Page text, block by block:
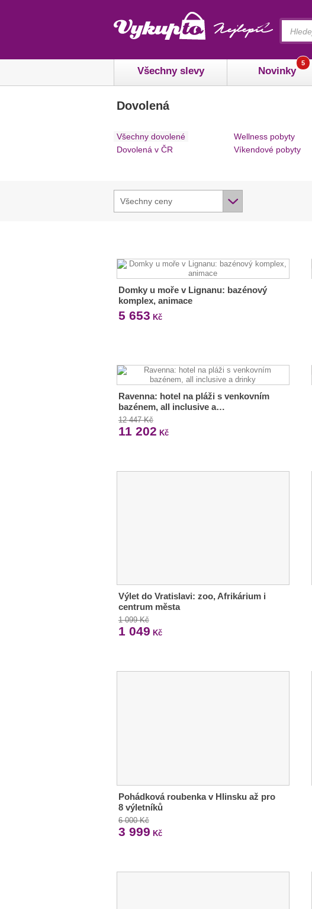
Všechny slevy Novinky
5
Dovolená
Všechny dovolené
Dovolená v ČR
Wellness pobyty
Víkendové pobyty
Všechny ceny
Domky u moře v Lignanu: bazénový
komplex, animace
5 653 Kč
Ravenna: hotel na pláži s venkovním
bazénem, all inclusive a…
12 447 Kč
11 202 Kč
Výlet do Vratislavi: zoo, Afrikárium i
centrum města
1 099 Kč
1 049 Kč
Pohádková roubenka v Hlinsku až pro
8 výletníků
6 000 Kč
3 999 Kč